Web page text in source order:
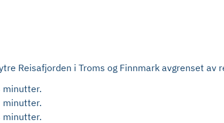
Reisafjorden i Troms og Finnmark avgrenset av
minutter.
minutter.
minutter.